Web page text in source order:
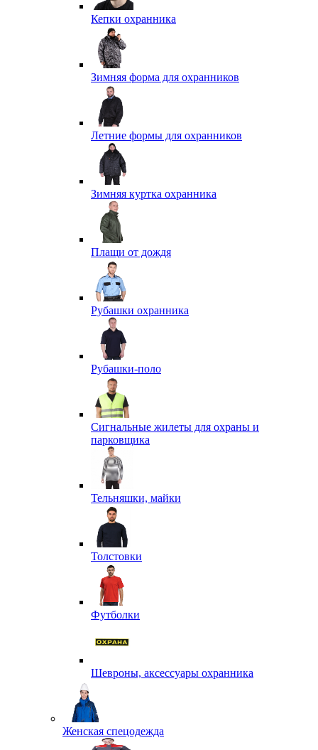
Кепки охранника
Зимняя форма для охранников
Летние формы для охранников
Зимняя куртка охранника
Плащи от дождя
Рубашки охранника
Рубашки-поло
Сигнальные жилеты для охраны и
парковщика
Тельняшки, майки
Толстовки
Футболки
Шевроны, аксессуары охранника
Женская спецодежда